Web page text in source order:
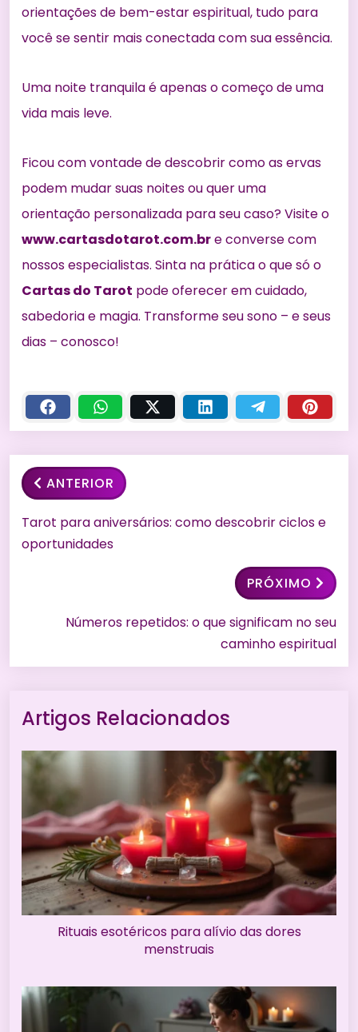
orientações de bem-estar espiritual, tudo para
você se sentir mais conectada com sua essência.
Uma noite tranquila é apenas o começo de uma
vida mais leve.
Ficou com vontade de descobrir como as ervas
podem mudar suas noites ou quer uma
orientação personalizada para seu caso? Visite o
www.cartasdotarot.com.bre converse com
nossos especialistas. Sinta na prática o que só o
Cartas do Tarot pode oferecer em cuidado,
sabedoria e magia. Transforme seu sono – e seus
dias – conosco!
ANTERIOR
Tarot para aniversários: como descobrir ciclos e
oportunidades
PRÓXIMO
Números repetidos: o que significam no seu
caminho espiritual
Artigos Relacionados
Rituais esotéricos para alívio das dores
menstruais